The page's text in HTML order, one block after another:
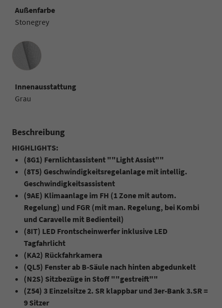
Außenfarbe
Stonegrey
Innenausstattung
Innenausstattung
Grau
Beschreibung
HIGHLIGHTS:
(8G1) Fernlichtassistent ""Light Assist""
(8T5) Geschwindigkeitsregelanlage mit intellig.
Geschwindigkeitsassistent
(9AE) Klimaanlage im FH (1 Zone mit autom.
Regelung) und FGR (mit man. Regelung, bei Kombi
und Caravelle mit Bedienteil)
(8IT) LED Frontscheinwerfer inklusive LED
Tagfahrlicht
(KA2) Rückfahrkamera
(QL5) Fenster ab B-Säule nach hinten abgedunkelt
(N2S) Sitzbezüge in Stoff ""gestreift""
(Z54) 3 Einzelsitze 2. SR klappbar und 3er-Bank 3.SR =
9 Sitzer